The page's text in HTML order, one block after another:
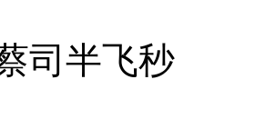
司半飞秒